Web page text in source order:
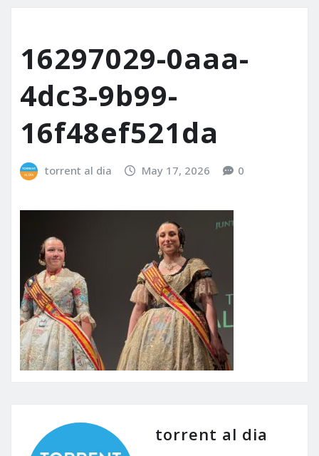
16297029-0aaa-
4dc3-9b99-
16f48ef521da
torrent al dia May 17, 2026 0
torrent al dia